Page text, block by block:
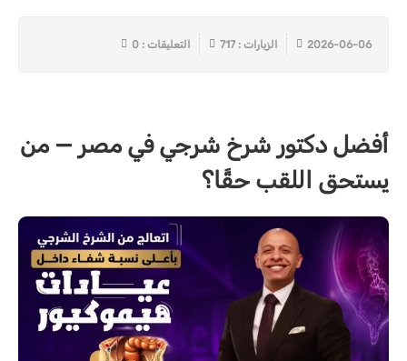
2026-06-06 الزيارات : 717 التعليقات : 0
أفضل دكتور شرخ شرجي في مصر — من
يستحق اللقب حقًا؟